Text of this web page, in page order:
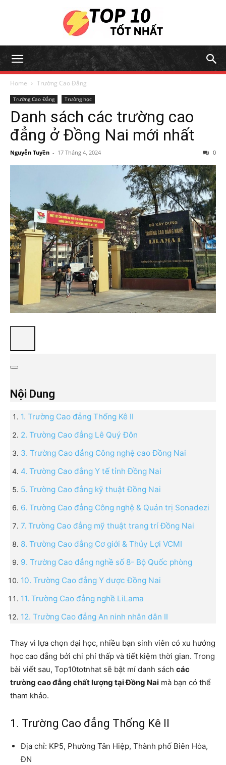
Home Trường Cao Đẳng
Trường Cao Đẳng Trường học
Danh sách các trường cao
đẳng ở Đồng Nai mới nhất
Nguyễn Tuyền - 17 Tháng 4, 2024 0
Nội Dung
1. Trường Cao đẳng Thống Kê II
2. Trường Cao đẳng Lê Quý Đôn
3. Trường Cao đẳng Công nghệ cao Đồng Nai
4. Trường Cao đẳng Y tế tỉnh Đồng Nai
5. Trường Cao đẳng kỹ thuật Đồng Nai
6. Trường Cao đẳng Công nghệ & Quản trị Sonadezi
7. Trường Cao đẳng mỹ thuật trang trí Đồng Nai
8. Trường Cao đẳng Cơ giới & Thủy Lợi VCMI
9. Trường Cao đẳng nghề số 8- Bộ Quốc phòng
10. Trường Cao đẳng Y dược Đồng Nai
11. Trường Cao đẳng nghề LiLama
12. Trường Cao đẳng An ninh nhân dân II
Thay vì lựa chọn đại học, nhiều bạn sinh viên có xu hướng
học cao đẳng bởi chi phí thấp và tiết kiệm thời gian. Trong
bài viết sau, Top10totnhat sẽ bật mí danh sách các
trường cao đẳng chất lượng tại Đồng Nai mà bạn có thể
tham khảo.
1. Trường Cao đẳng Thống Kê II
Địa chỉ: KP5, Phường Tân Hiệp, Thành phố Biên Hòa,
ĐN